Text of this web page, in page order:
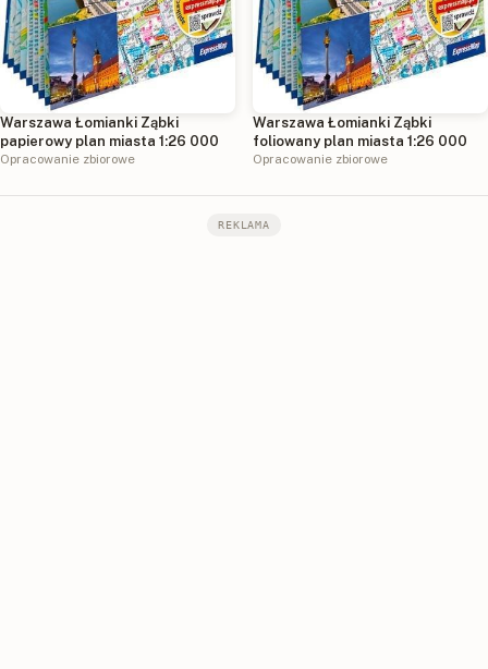
Warszawa Łomianki Ząbki
papierowy plan miasta 1:26 000
Opracowanie zbiorowe
Warszawa Łomianki Ząbki
foliowany plan miasta 1:26 000
Opracowanie zbiorowe
REKLAMA